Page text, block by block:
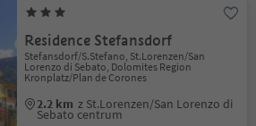
Residence Stefansdorf
Stefansdorf/S.Stefano, St.Lorenzen/San
Lorenzo di Sebato, Dolomites Region
Kronplatz/Plan de Corones
2.2 km z St.Lorenzen/San Lorenzo di
Sebato centrum